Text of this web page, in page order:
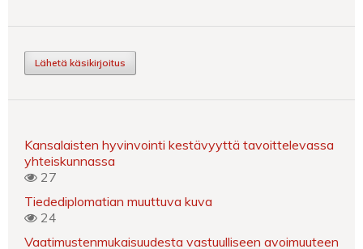
Lähetä käsikirjoitus
Kansalaisten hyvinvointi kestävyyttä tavoittelevassa
yhteiskunnassa
27
Tiedediplomatian muuttuva kuva
24
Vaatimustenmukaisuudesta vastuulliseen avoimuuteen